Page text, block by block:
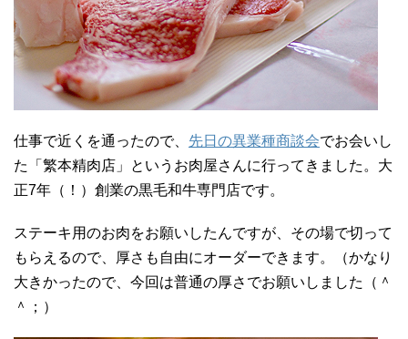
仕事で近くを通ったので、 先日の異業種商談会でお会いし
た「繁本精肉店」というお肉屋さんに行ってきました。大
正7年（！）創業の黒毛和牛専門店です。
ステーキ用のお肉をお願いしたんですが、その場で切って
もらえるので、厚さも自由にオーダーできます。（かなり
大きかったので、今回は普通の厚さでお願いしました（＾
＾；）